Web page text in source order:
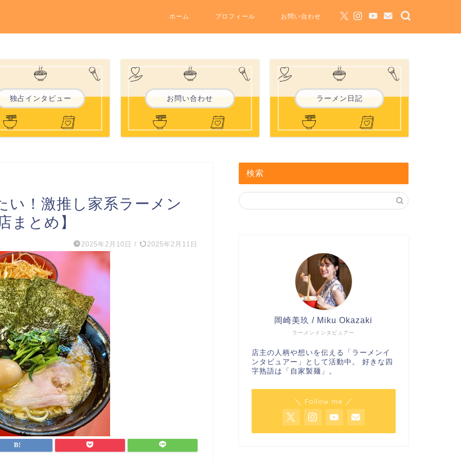
ホーム プロフィール お問い合わせ
独占インタビュー お問い合わせ ラーメン日記
い！激推し家系ラーメン
まとめ】
2025年2月10日 / 2025年2月11日
検索
ラーメンインタビュアー
岡崎美玖 / Miku Okazaki
店主の人柄や想いを伝える「ラーメンイ
ンタビュアー」として活動中。 好きな四
字熟語は「自家製麺」。
＼ Follow me ／